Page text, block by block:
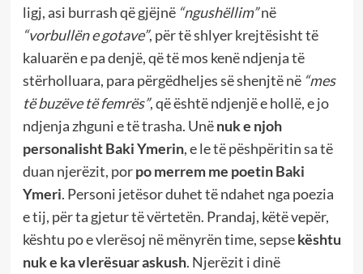
ligj, asi burrash që gjëjnë “ngushëllim”në
“vorbullën e gotave”, për të shlyer krejtësisht të
kaluarën e pa denjë, që të mos kenë ndjenja të
stërholluara, para përgëdheljes së shenjtë në “mes
të buzëve të femrës”, që është ndjenjë e hollë, e jo
ndjenja zhguni e të trasha. Unënuk e njoh
personalisht Baki Ymerin, e le të pëshpëritin sa të
duan njerëzit, porpo merrem me poetin Baki
Ymeri. Personi jetësor duhet të ndahet nga poezia
e tij, për ta gjetur të vërtetën. Prandaj, këtë vepër,
kështu po e vlerësoj në mënyrën time, sepsekështu
nuk e ka vlerësuar askush. Njerëzit i dinë